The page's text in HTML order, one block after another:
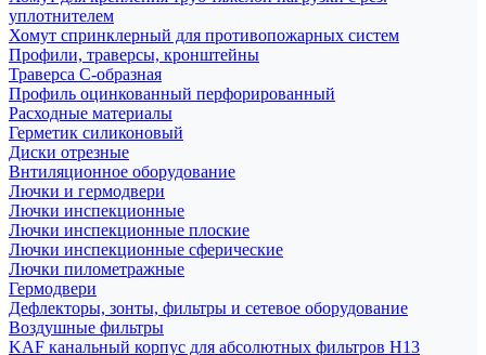
уплотнителем
Хомут спринклерный для противопожарных систем
Профили, траверсы, кронштейны
Траверса С-образная
Профиль оцинкованный перфорированный
Расходные материалы
Герметик силиконовый
Диски отрезные
Внтиляционное оборудование
Лючки и гермодвери
Лючки инспекционные
Лючки инспекционные плоские
Лючки инспекционные сферические
Лючки пилометражные
Гермодвери
Дефлекторы, зонты, фильтры и сетевое оборудование
Воздушные фильтры
KAF канальный корпус для абсолютных фильтров H13